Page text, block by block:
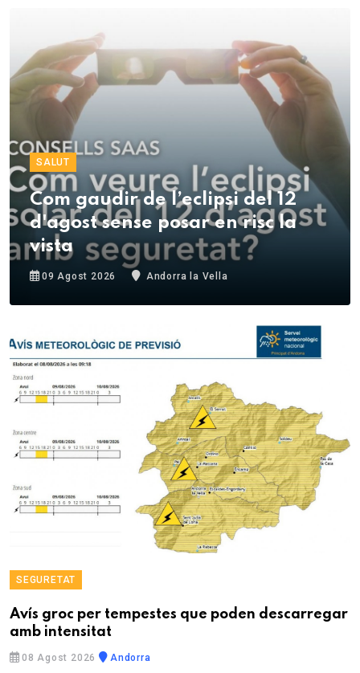
SALUT
Com gaudir de l’eclipsi del 12
d'agost sense posar en risc la
vista
09 Agost 2026 Andorra la Vella
SEGURETAT
Avís groc per tempestes que poden descarregar
amb intensitat
08 Agost 2026 Andorra